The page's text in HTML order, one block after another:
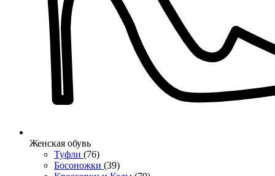
Женcкая обувь
Туфли (76)
Босоножки (39)